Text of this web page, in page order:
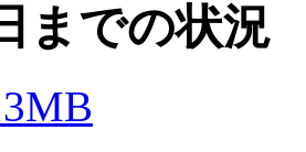
までの状況